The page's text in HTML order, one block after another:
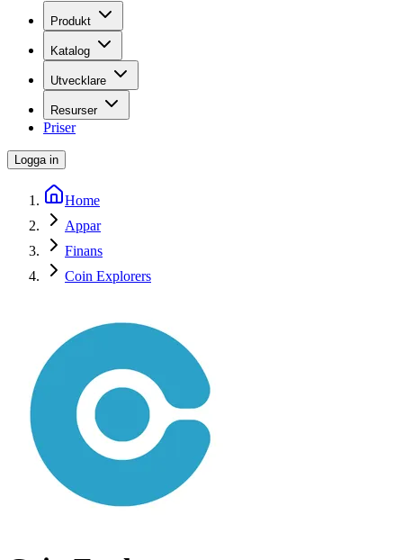
Produkt
Katalog
Utvecklare
Resurser
Priser
Logga in
Home
Appar
Finans
Coin Explorers